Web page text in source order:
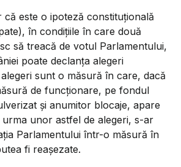
că este o ipoteză constituțională
în condițiile în care două
să treacă de votul Parlamentului,
poate declanța alegeri
sunt o măsură în care, dacă
de funcționare, pe fondul
și anumitor blocaje, apare
unor astfel de alegeri, s-ar
Parlamentului într-o măsură în
fi reașezate.